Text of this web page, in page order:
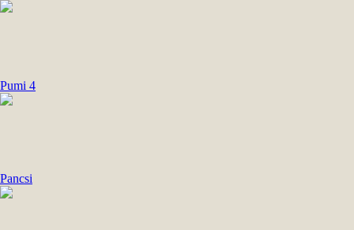
Pumi 4
Pancsi